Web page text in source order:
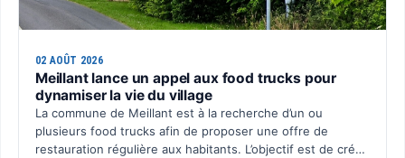
02 AOÛT 2026
Meillant lance un appel aux food trucks pour
dynamiser la vie du village
La commune de Meillant est à la recherche d’un ou
plusieurs food trucks afin de proposer une offre de
restauration régulière aux habitants. L’objectif est de créer